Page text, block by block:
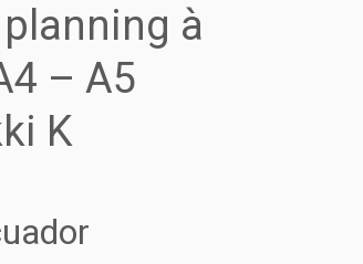
à
– A5
K